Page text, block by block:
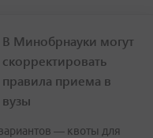
В Минобрнауки могут
скорректировать
правила приема в
вузы
— квоты для